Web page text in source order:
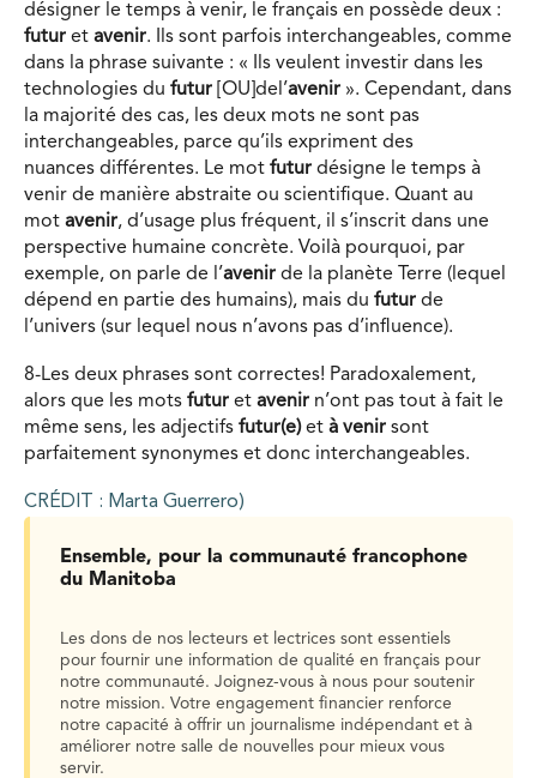
désigner le temps à venir, le français en possède deux :
futur et avenir. Ils sont parfois interchangeables, comme
dans la phrase suivante : « Ils veulent investir dans les
technologies du futur [OU]del’avenir ». Cependant, dans
la majorité des cas, les deux mots ne sont pas
interchangeables, parce qu’ils expriment des
nuances différentes. Le mot futur désigne le temps à
venir de manière abstraite ou scientifique. Quant au
mot avenir, d’usage plus fréquent, il s’inscrit dans une
perspective humaine concrète. Voilà pourquoi, par
exemple, on parle de l’avenir de la planète Terre (lequel
dépend en partie des humains), mais du futur de
l’univers (sur lequel nous n’avons pas d’influence).
8-Les deux phrases sont correctes! Paradoxalement,
alors que les mots futur et avenir n’ont pas tout à fait le
même sens, les adjectifs futur(e)et à venir sont
parfaitement synonymes et donc interchangeables.
CRÉDIT : Marta Guerrero)
Ensemble, pour la communauté francophone
du Manitoba
Les dons de nos lecteurs et lectrices sont essentiels
pour fournir une information de qualité en français pour
notre communauté. Joignez-vous à nous pour soutenir
notre mission. Votre engagement financier renforce
notre capacité à offrir un journalisme indépendant et à
améliorer notre salle de nouvelles pour mieux vous
servir.